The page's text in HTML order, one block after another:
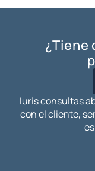
¿Tiene
Iuris consultas
con el cliente,